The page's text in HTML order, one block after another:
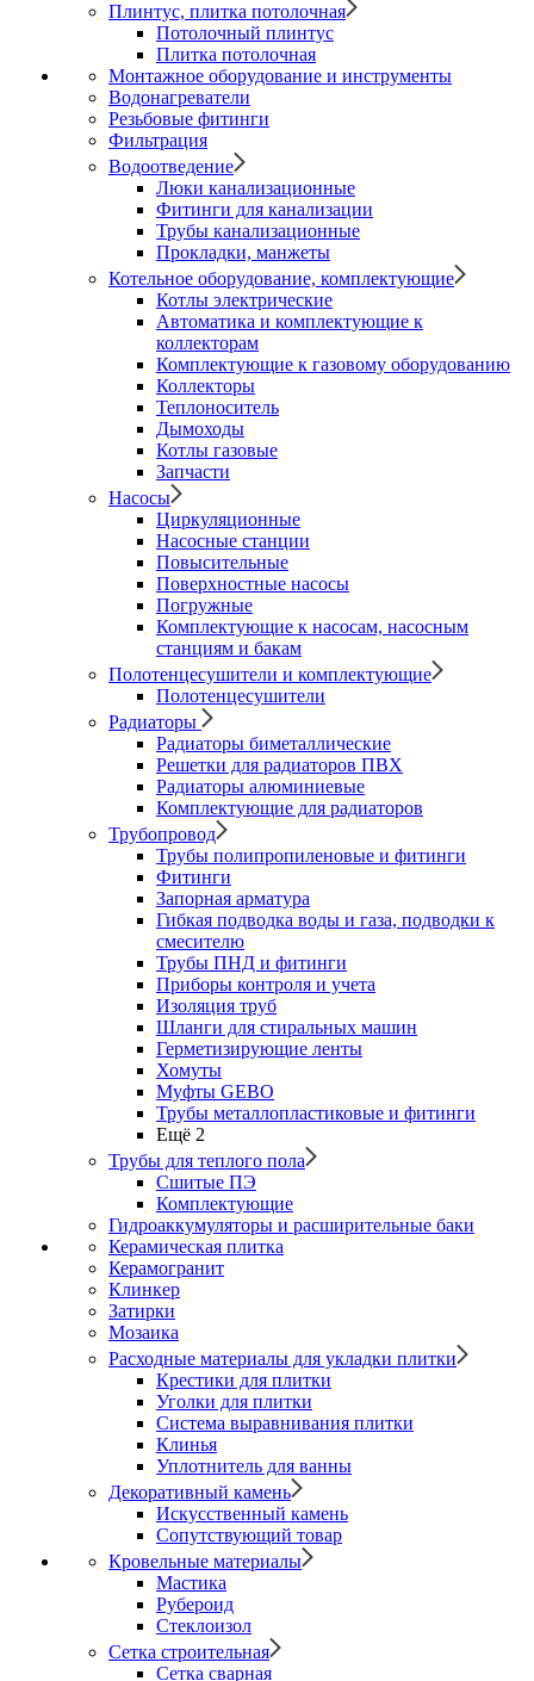
Плинтус, плитка потолочная
Потолочный плинтус
Плитка потолочная
Монтажное оборудование и инструменты
Водонагреватели
Резьбовые фитинги
Фильтрация
Водоотведение
Люки канализационные
Фитинги для канализации
Трубы канализационные
Прокладки, манжеты
Котельное оборудование, комплектующие
Котлы электрические
Автоматика и комплектующие к
коллекторам
Комплектующие к газовому оборудованию
Коллекторы
Теплоноситель
Дымоходы
Котлы газовые
Запчасти
Насосы
Циркуляционные
Насосные станции
Повысительные
Поверхностные насосы
Погружные
Комплектующие к насосам, насосным
станциям и бакам
Полотенцесушители и комплектующие
Полотенцесушители
Радиаторы
Радиаторы биметаллические
Решетки для радиаторов ПВХ
Радиаторы алюминиевые
Комплектующие для радиаторов
Трубопровод
Трубы полипропиленовые и фитинги
Фитинги
Запорная арматура
Гибкая подводка воды и газа, подводки к
смесителю
Трубы ПНД и фитинги
Приборы контроля и учета
Изоляция труб
Шланги для стиральных машин
Герметизирующие ленты
Хомуты
Муфты GEBO
Трубы металлопластиковые и фитинги
Ещё 2
Трубы для теплого пола
Сшитые ПЭ
Комплектующие
Гидроаккумуляторы и расширительные баки
Керамическая плитка
Керамогранит
Клинкер
Затирки
Мозаика
Расходные материалы для укладки плитки
Крестики для плитки
Уголки для плитки
Система выравнивания плитки
Клинья
Уплотнитель для ванны
Декоративный камень
Искусственный камень
Сопутствующий товар
Кровельные материалы
Мастика
Рубероид
Стеклоизол
Сетка строительная
Сетка сварная